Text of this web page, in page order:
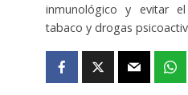
inmunológico y evitar
tabaco y drogas